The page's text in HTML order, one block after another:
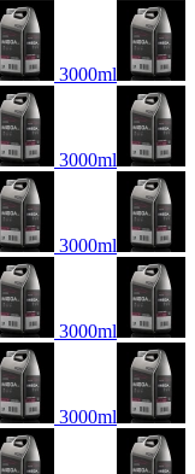
3000ml
3000ml
3000ml
3000ml
3000ml